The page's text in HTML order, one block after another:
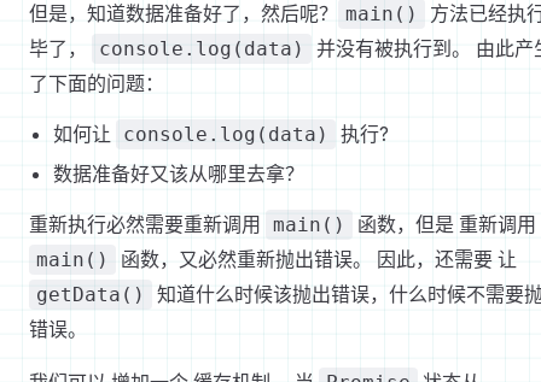
但是，知道数据准备好了，然后呢？ main()
方法已经执
毕了，
console.log(data)
并没有被执行到。 由此产
了下面的问题：
如何让 console.log(data)
执行?
数据准备好又该从哪里去拿？
重新执行必然需要重新调用 main() 函数，但是 重新调用
main() 函数，又必然重新抛出错误。 因此，还需要 让
getData()
知道什么时候该抛出错误，什么时候不需要
错误。